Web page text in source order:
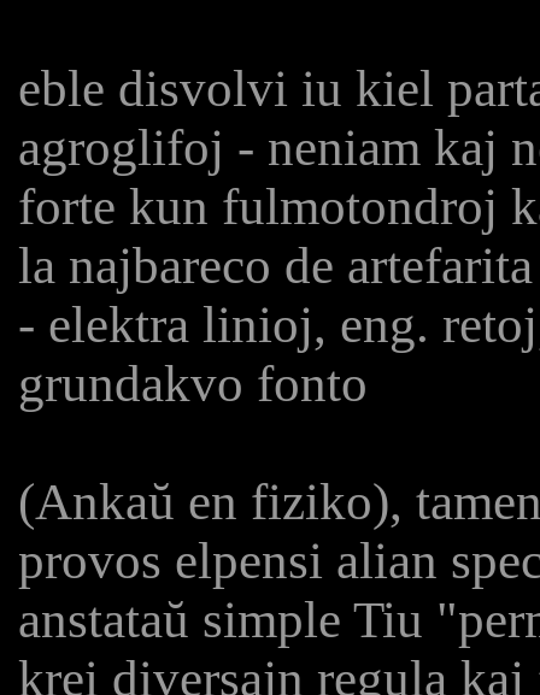
eble disvolvi iu kiel
agroglifoj - neniam kaj
forte kun fulmotondroj
la najbareco de
- elektra linioj, eng.
grundakvo fonto
(Ankaŭ en fiziko),
provos elpensi alian
anstataŭ simple Tiu
krei diversajn regula